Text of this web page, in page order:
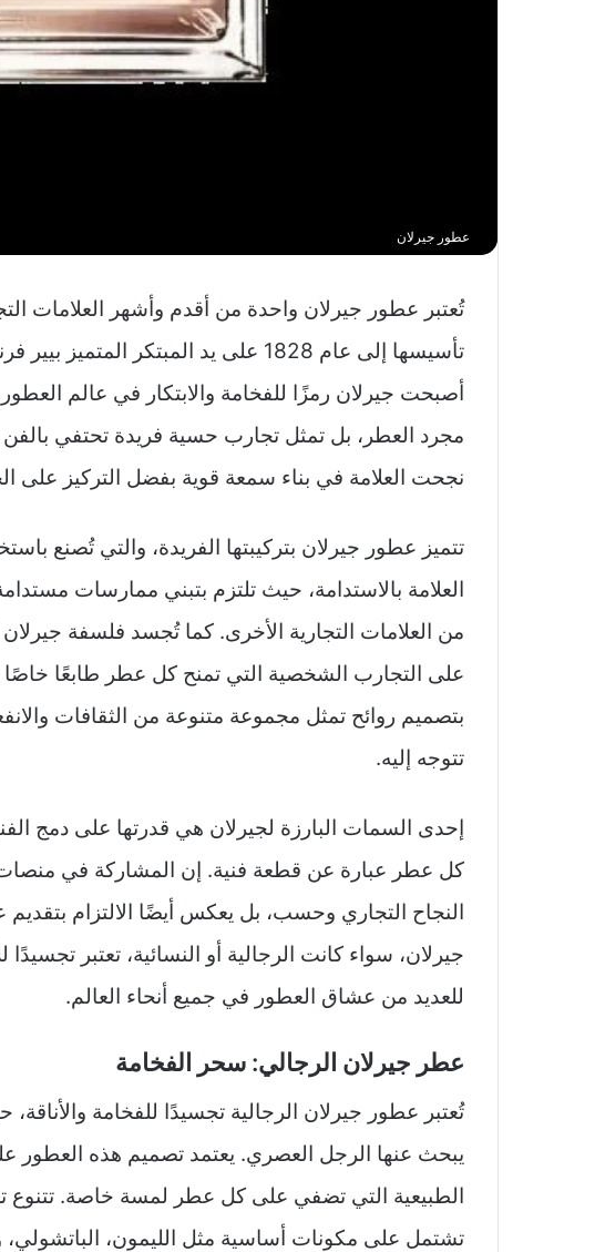
عطور جيرلان
تُعتبر عطور جيرلان واحدة من أقدم وأشهر العلامات
تأسيسها إلى عام 1828 على يد المبتكر
أصبحت جيرلان رمزًا للفخامة والابتكار في عالم
نجحت العلامة في بناء سمعة قوية بفضل التركيز على
تتميز عطور جيرلان بتركيبتها الفريدة، والتي تُصنع
العلامة بالاستدامة، حيث تلتزم بتبني ممارسات
من العلامات التجارية الأخرى. كما تُجسد فلسفة جيرلان
على التجارب الشخصية التي تمنح كل عطر طابعًا خاصًا
بتصميم روائح تمثل مجموعة متنوعة من الثقافات
تتوجه إليه.
إحدى السمات البارزة لجيرلان هي قدرتها على دمج
كل عطر عبارة عن قطعة فنية. إن المشاركة في منصات
النجاح التجاري وحسب، بل يعكس أيضًا الالتزام
جيرلان، سواء كانت الرجالية أو النسائية، تعتبر تجسيدًا
للعديد من عشاق العطور في جميع أنحاء العالم.
عطر جيرلان الرجالي: سحر الفخامة
تُعتبر عطور جيرلان الرجالية تجسيدًا للفخامة والأناقة،
يبحث عنها الرجل العصري. يعتمد تصميم هذه العطور
الطبيعية التي تضفي على كل عطر لمسة خاصة. تتنوع
تشتمل على مكونات أساسية مثل الليمون،